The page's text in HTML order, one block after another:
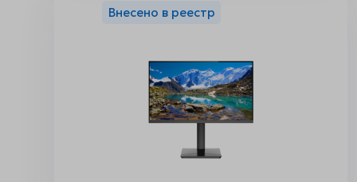
Внесено в реестр